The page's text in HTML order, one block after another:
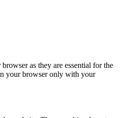
as they are essential for the
your browser only with your